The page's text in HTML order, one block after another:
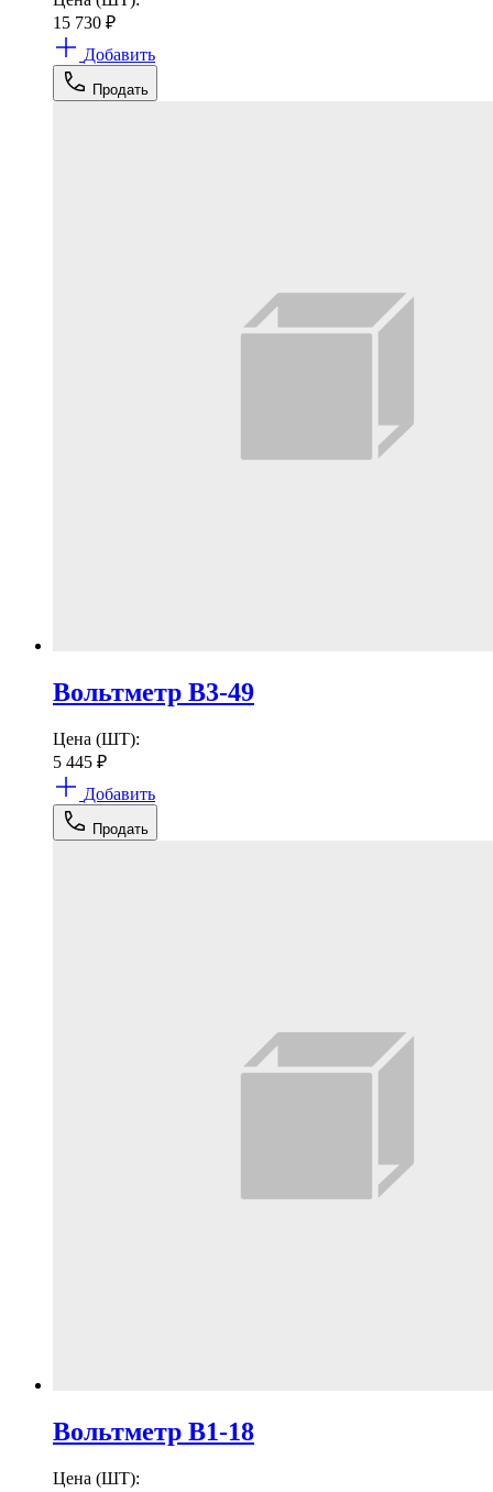
15 730 ₽
Добавить
Продать
Вольтметр В3-49
Цена (ШТ):
5 445 ₽
Добавить
Продать
Вольтметр В1-18
Цена (ШТ):